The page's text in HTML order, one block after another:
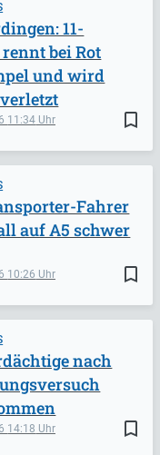
bookmark_border
11:34
11-
bei Rot
und wird
bookmark_border
10:26
Fahrer
auf A5 schwer
bookmark_border
14:18
nach